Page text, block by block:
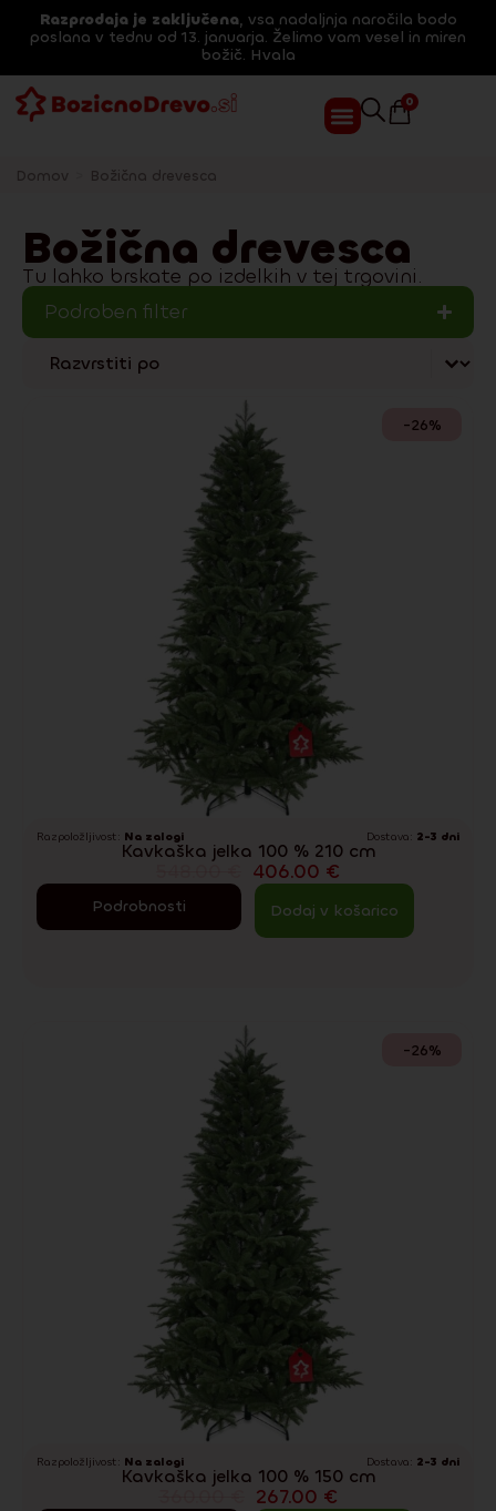
Razprodaja je zaključena, vsa nadaljnja naročila bodo
poslana v tednu od 13. januarja. Želimo vam vesel in miren
božič. Hvala
0
Domov Božična drevesca
Božična drevesca
Tu lahko brskate po izdelkih v tej trgovini.
Podroben filter
Třídění si
Sort content
-26%
Razpoložljivost: Na zalogi Dostava: 2-3 dni
Kavkaška jelka 100 % 210 cm
406.00 €
Podrobnosti Dodaj v košarico
-26%
Razpoložljivost: Na zalogi Dostava: 2-3 dni
Kavkaška jelka 100 % 150 cm
267.00 €